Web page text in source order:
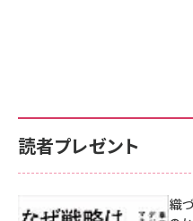
読者プレゼント
成果を生む組織